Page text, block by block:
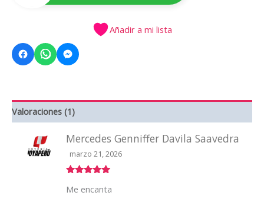
Añadir a mi lista
Valoraciones (1)
con5de 5
Mercedes Genniffer Davila Saavedra
marzo 21, 2026
Me encanta